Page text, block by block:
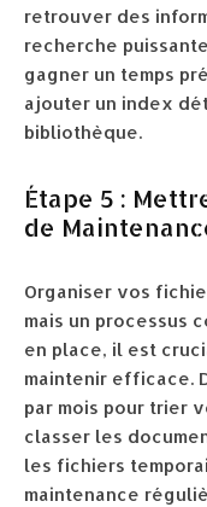
retrouver des
recherche
gagner un temps
ajouter un index
bibliothèque.
Étape 5 :
de
Organiser vos
mais un processus
en place, il est
maintenir efficace.
par mois pour trier
classer les
les fichiers
maintenance